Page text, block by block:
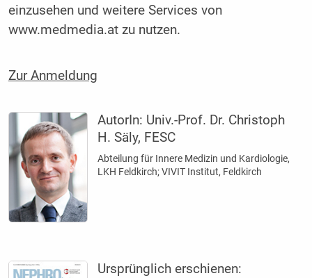
einzusehen und weitere Services von
www.medmedia.at zu nutzen.
Zur Anmeldung
AutorIn: Univ.-Prof. Dr. Christoph
H. Säly, FESC
Abteilung für Innere ­Medizin und Kardiologie,
LKH Feldkirch; VIVIT Institut, Feldkirch
Ursprünglich erschienen: